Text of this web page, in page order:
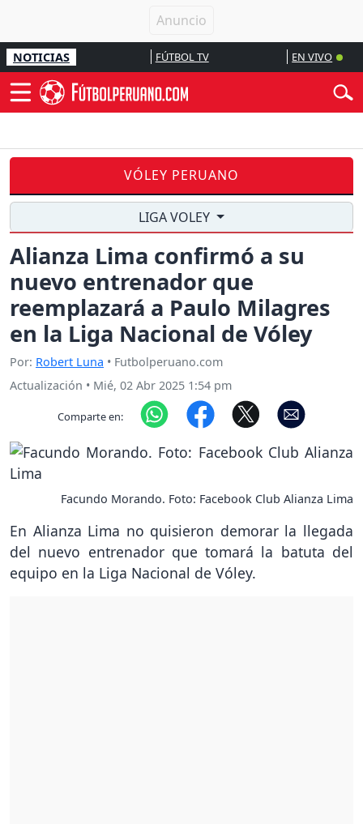
NOTICIAS FÚTBOL TV EN VIVO
VÓLEY PERUANO
LIGA VOLEY
Alianza Lima confirmó a su
nuevo entrenador que
reemplazará a Paulo Milagres
en la Liga Nacional de Vóley
Por: Robert Luna • Futbolperuano.com
Actualización • Mié, 02 Abr 2025 1:54 pm
Comparte en:
Facundo Morando. Foto: Facebook Club Alianza Lima
En Alianza Lima no quisieron demorar la llegada
del nuevo entrenador que tomará la batuta del
equipo en la Liga Nacional de Vóley.